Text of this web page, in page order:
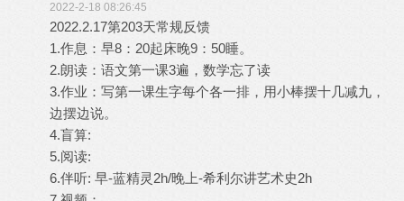
2022-2-18 08:26:45
2022.2.17第203天常规反馈
1.作息：早8：20起床晚9：50睡。
2.朗读：语文第一课3遍，数学忘了读
3.作业：写第一课生字每个各一排，用小棒摆十几减九，
边摆边说。
4.盲算:
5.阅读:
6.伴听: 早-蓝精灵2h/晚上-希利尔讲艺术史2h